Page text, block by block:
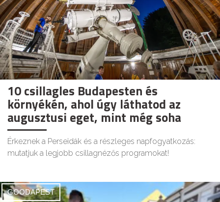
10 csillagles Budapesten és
környékén, ahol úgy láthatod az
augusztusi eget, mint még soha
Érkeznek a Perseidák és a részleges napfogyatkozás:
mutatjuk a legjobb csillagnézős programokat!
GOODAPEST